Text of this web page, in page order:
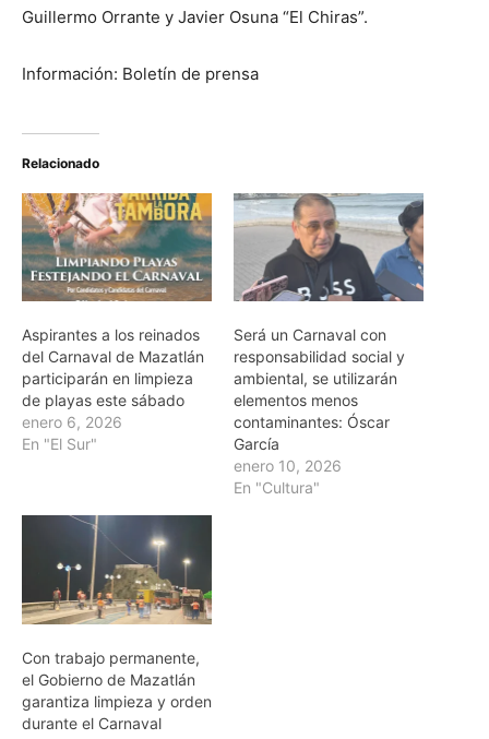
Guillermo Orrante y Javier Osuna “El Chiras”.
Información: Boletín de prensa
Relacionado
Aspirantes a los reinados
del Carnaval de Mazatlán
participarán en limpieza
de playas este sábado
enero 6, 2026
En "El Sur"
Será un Carnaval con
responsabilidad social y
ambiental, se utilizarán
elementos menos
contaminantes: Óscar
García
enero 10, 2026
En "Cultura"
Con trabajo permanente,
el Gobierno de Mazatlán
garantiza limpieza y orden
durante el Carnaval